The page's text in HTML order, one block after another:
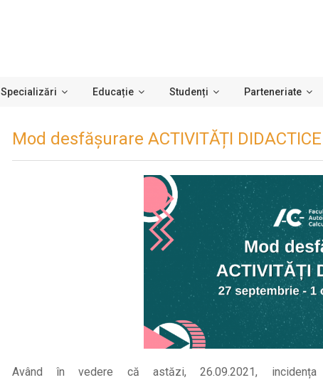
Specializări Educație Studenți Parteneriate
Mod desfășurare ACTIVITĂȚI
Având în vedere că astăzi, 26.09.2021,